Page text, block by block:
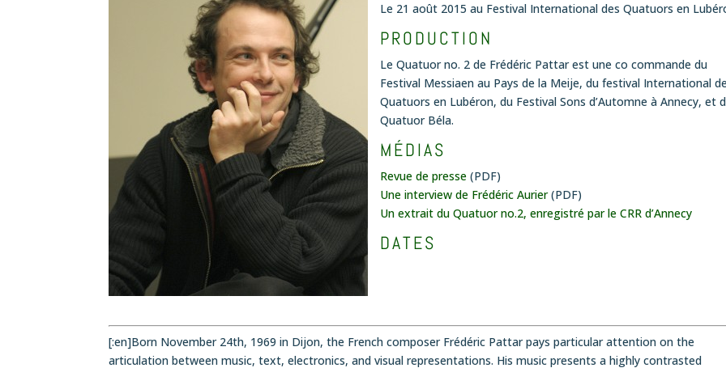
Le 21 août 2015 au Festival International des Quatuors en
PRODUCTION
Le Quatuor no. 2 de Frédéric Pattar est une co commande du
Festival Messiaen au Pays de la Meije, du festival International
Quatuors en Lubéron, du Festival Sons d’Automne à Annecy, et
Quatuor Béla.
MÉDIAS
Revue de presse (PDF)
Une interview de Frédéric Aurier(PDF)
Un extrait du Quatuor no.2, enregistré par le CRR d’Annecy
DATES
[:en]Born November 24th, 1969 in Dijon, the French composer Frédéric Pattar pays particular attention on the
articulation between music, text, electronics, and visual representations. His music presents a highly contrasted